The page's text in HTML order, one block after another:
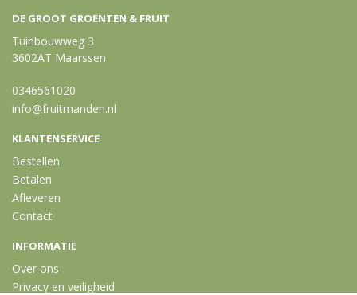
DE GROOT GROENTEN & FRUIT
Tuinbouwweg 3
3602AT Maarssen
0346561020
info@fruitmanden.nl
KLANTENSERVICE
Bestellen
Betalen
Afleveren
Contact
INFORMATIE
Over ons
Privacy en veiligheid